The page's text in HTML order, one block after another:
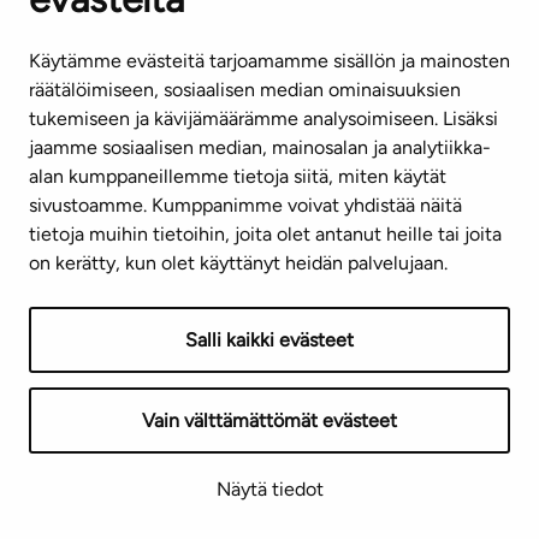
Käytämme evästeitä tarjoamamme sisällön ja mainosten
räätälöimiseen, sosiaalisen median ominaisuuksien
tukemiseen ja kävijämäärämme analysoimiseen. Lisäksi
jaamme sosiaalisen median, mainosalan ja analytiikka-
alan kumppaneillemme tietoja siitä, miten käytät
sivustoamme. Kumppanimme voivat yhdistää näitä
tietoja muihin tietoihin, joita olet antanut heille tai joita
on kerätty, kun olet käyttänyt heidän palvelujaan.
Salli kaikki evästeet
Vain välttämättömät evästeet
Näytä tiedot